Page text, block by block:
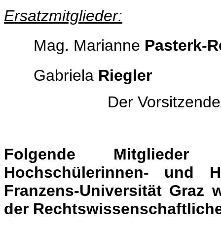
Ersatzmitglieder:
Mag. Marianne Pasterk-
Gabriela Riegler
Der
Folgende
Hochschülerinnen- und
Franzens-Universität Graz
der